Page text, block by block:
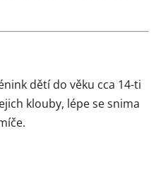
dětí do věku cca 14-ti
klouby, lépe se snima